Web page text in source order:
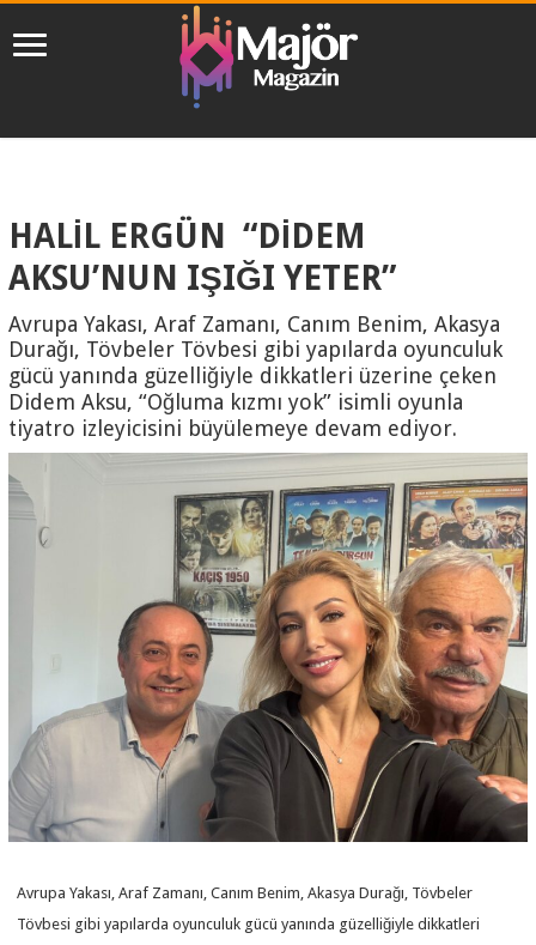
HALİL ERGÜN “DİDEM
AKSU’NUN IŞIĞI YETER”
Avrupa Yakası, Araf Zamanı, Canım Benim, Akasya
Durağı, Tövbeler Tövbesi gibi yapılarda oyunculuk
gücü yanında güzelliğiyle dikkatleri üzerine çeken
Didem Aksu, “Oğluma kızmı yok” isimli oyunla
tiyatro izleyicisini büyülemeye devam ediyor.
Avrupa Yakası, Araf Zamanı, Canım Benim, Akasya Durağı, Tövbeler
Tövbesi gibi yapılarda oyunculuk gücü yanında güzelliğiyle dikkatleri